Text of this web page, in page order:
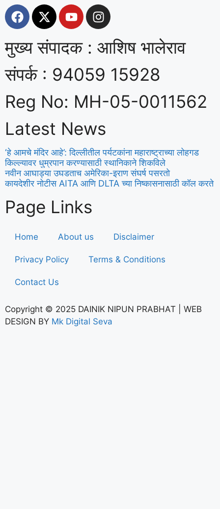
मुख्य संपादक : आशिष भालेराव
संपर्क : 94059 15928
Reg No: MH-05-0011562
Latest News
‘हे आमचे मंदिर आहे’: दिल्लीतील पर्यटकांना महाराष्ट्राच्या लोहगड
किल्ल्यावर धुम्रपान करण्यासाठी स्थानिकाने शिकविले
नवीन आघाड्या उघडताच अमेरिका-इराण संघर्ष पसरतो
कायदेशीर नोटीस AITA आणि DLTA च्या निष्कासनासाठी कॉल करते
Page Links
Home About us Disclaimer
Privacy Policy Terms & Conditions
Contact Us
Copyright © 2025 DAINIK NIPUN PRABHAT | WEB
DESIGN BY Mk Digital Seva